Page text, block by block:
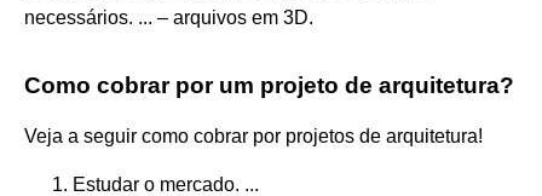
necessários. ... – arquivos em 3D.
Como cobrar por um projeto de arquitetura?
Veja a seguir como cobrar por projetos de arquitetura!
Estudar o mercado. ...